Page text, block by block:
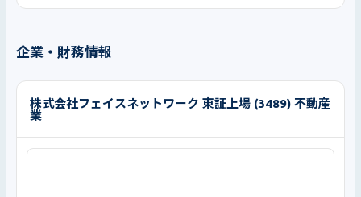
企業・財務情報
株式会社フェイスネットワーク 東証上場 (3489) 不動産
業